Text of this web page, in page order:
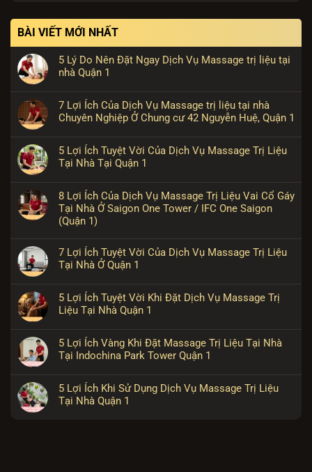
từ
đến
Miễn
BÀI VIẾT MỚI NHẤT
5 Lý Do Nên Đặt Ngay Dịch Vụ Massage trị liệu tại
nhà Quận 1
7 Lợi Ích Của Dịch Vụ Massage trị liệu tại nhà
Chuyên Nghiệp Ở Chung cư 42 Nguyễn Huệ, Quận 1
5 Lợi Ích Tuyệt Vời Của Dịch Vụ Massage Trị Liệu
Tại Nhà Tại Quận 1
8 Lợi Ích Của Dịch Vụ Massage Trị Liệu Vai Cổ Gáy
Tại Nhà Ở Saigon One Tower / IFC One Saigon
(Quận 1)
7 Lợi Ích Tuyệt Vời Của Dịch Vụ Massage Trị Liệu
Tại Nhà Ở Quận 1
5 Lợi Ích Tuyệt Vời Khi Đặt Dịch Vụ Massage Trị
Liệu Tại Nhà Quận 1
5 Lợi Ích Vàng Khi Đặt Massage Trị Liệu Tại Nhà
Tại Indochina Park Tower Quận 1
5 Lợi Ích Khi Sử Dụng Dịch Vụ Massage Trị Liệu
Tại Nhà Quận 1